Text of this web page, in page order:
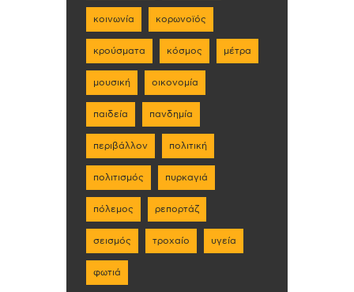
κοινωνία κορωνοϊός
κρούσματα κόσμος μέτρα
μουσική οικονομία
παιδεία πανδημία
περιβάλλον πολιτική
πολιτισμός πυρκαγιά
πόλεμος ρεπορτάζ
σεισμός τροχαίο υγεία
φωτιά